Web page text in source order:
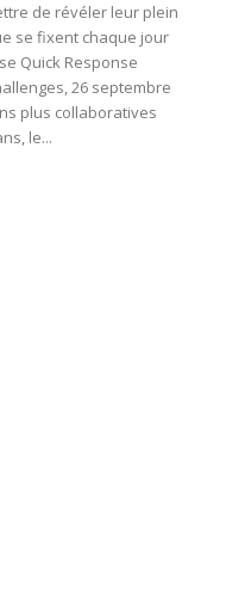
de révéler leur plein
se fixent chaque jour
Quick Response
26 septembre
plus collaboratives
le...